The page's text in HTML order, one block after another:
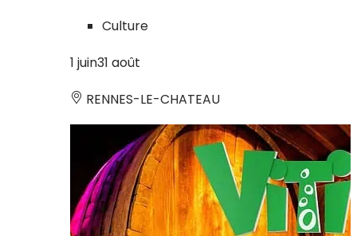
Culture
1 juin31 août
RENNES-LE-CHATEAU